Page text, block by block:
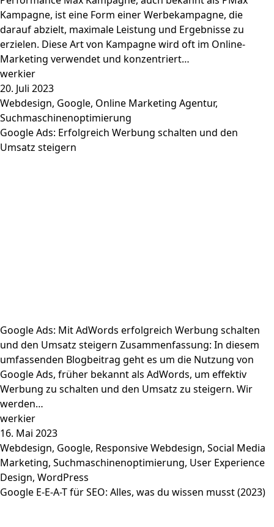
Kampagne, ist eine Form einer Werbekampagne, die
darauf abzielt, maximale Leistung und Ergebnisse zu
erzielen. Diese Art von Kampagne wird oft im Online-
Marketing verwendet und konzentriert…
werkier
20. Juli 2023
Webdesign, Google, Online Marketing Agentur,
Suchmaschinenoptimierung
Google Ads: Erfolgreich Werbung schalten und den
Umsatz steigern
Google Ads: Mit AdWords erfolgreich Werbung schalten
und den Umsatz steigern Zusammenfassung: In diesem
umfassenden Blogbeitrag geht es um die Nutzung von
Google Ads, früher bekannt als AdWords, um effektiv
Werbung zu schalten und den Umsatz zu steigern. Wir
werden…
werkier
16. Mai 2023
Webdesign, Google, Responsive Webdesign, Social Media
Marketing, Suchmaschinenoptimierung, User Experience
Design, WordPress
Google E-E-A-T für SEO: Alles, was du wissen musst (2023)